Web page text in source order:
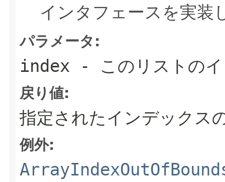
インタフェースを実装
パラメータ:
index - このリストの
戻り値:
指定されたインデックス
例外: